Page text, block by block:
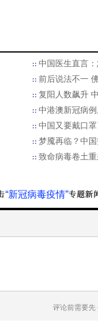
中国医生直言
前后说法不一
复阳人数飙升
中港澳新冠病
中国又要戴口
梦魇再临？中
致命病毒卷土
“新冠病毒疫情”
评论前需要先